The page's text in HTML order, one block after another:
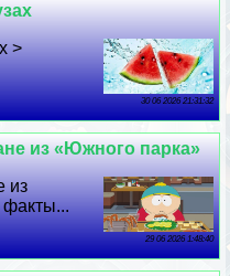
>
30 06 2026 21:31:32
из «Южного парка»
из
29 06 2026 1:48:40